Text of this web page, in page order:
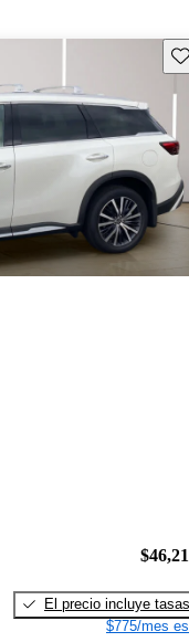
El precio incluye tasas
$775/mes